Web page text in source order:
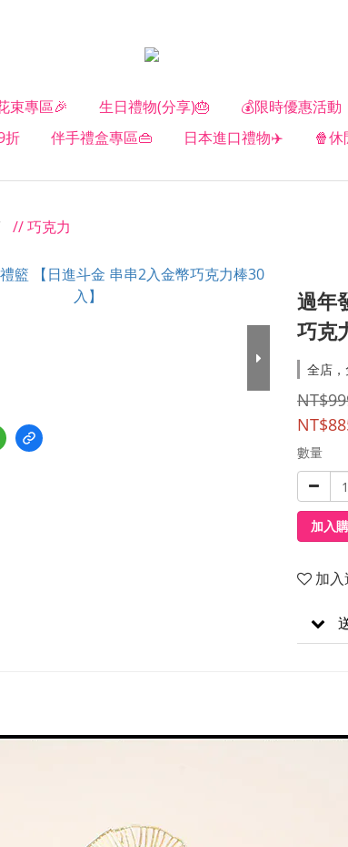
束專區🎉 生日禮物(分享)🎂 💰限時優惠活動
折
伴手禮盒專區👜 日本進口禮物✈️ 🍿休
// 巧克力
過年
巧克
全店
數量
加入
加